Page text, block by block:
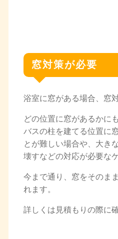
窓対策が必要
浴室に窓がある場合、窓
どの位置に窓があるかに
バスの柱を建てる位置に
とが難しい場合や、大き
壊すなどの対応が必要な
今まで通り、窓をそのま
れます。
詳しくは見積もりの際に